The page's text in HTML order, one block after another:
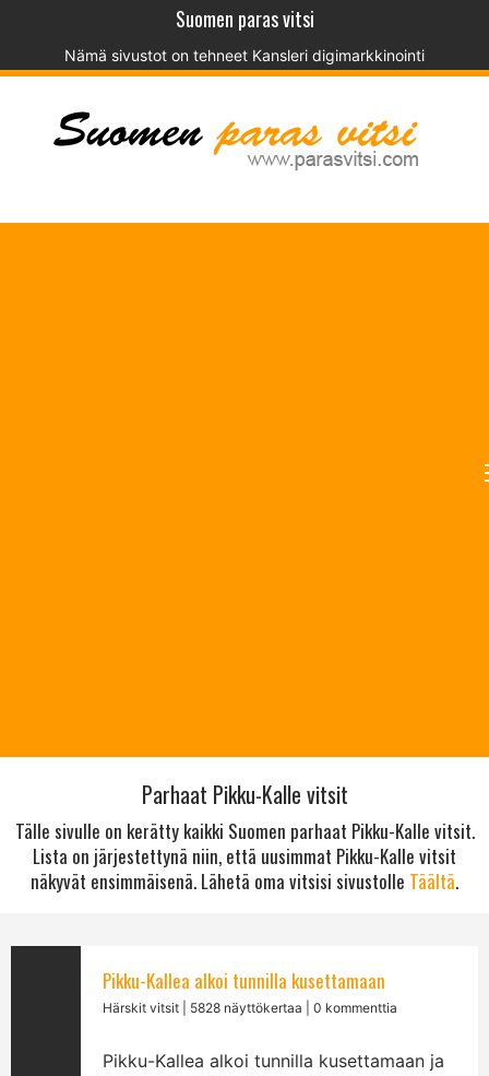
Suomen paras vitsi
Nämä sivustot on tehneet Kansleri digimarkkinointi
Parhaat Pikku-Kalle vitsit
Tälle sivulle on kerätty kaikki Suomen parhaat Pikku-Kalle vitsit.
Lista on järjestettynä niin, että uusimmat Pikku-Kalle vitsit
näkyvät ensimmäisenä. Lähetä oma vitsisi sivustolle Täältä.
Pikku-Kallea alkoi tunnilla kusettamaan
Härskit vitsit | 5828 näyttökertaa | 0 kommenttia
Pikku-Kallea alkoi tunnilla kusettamaan ja